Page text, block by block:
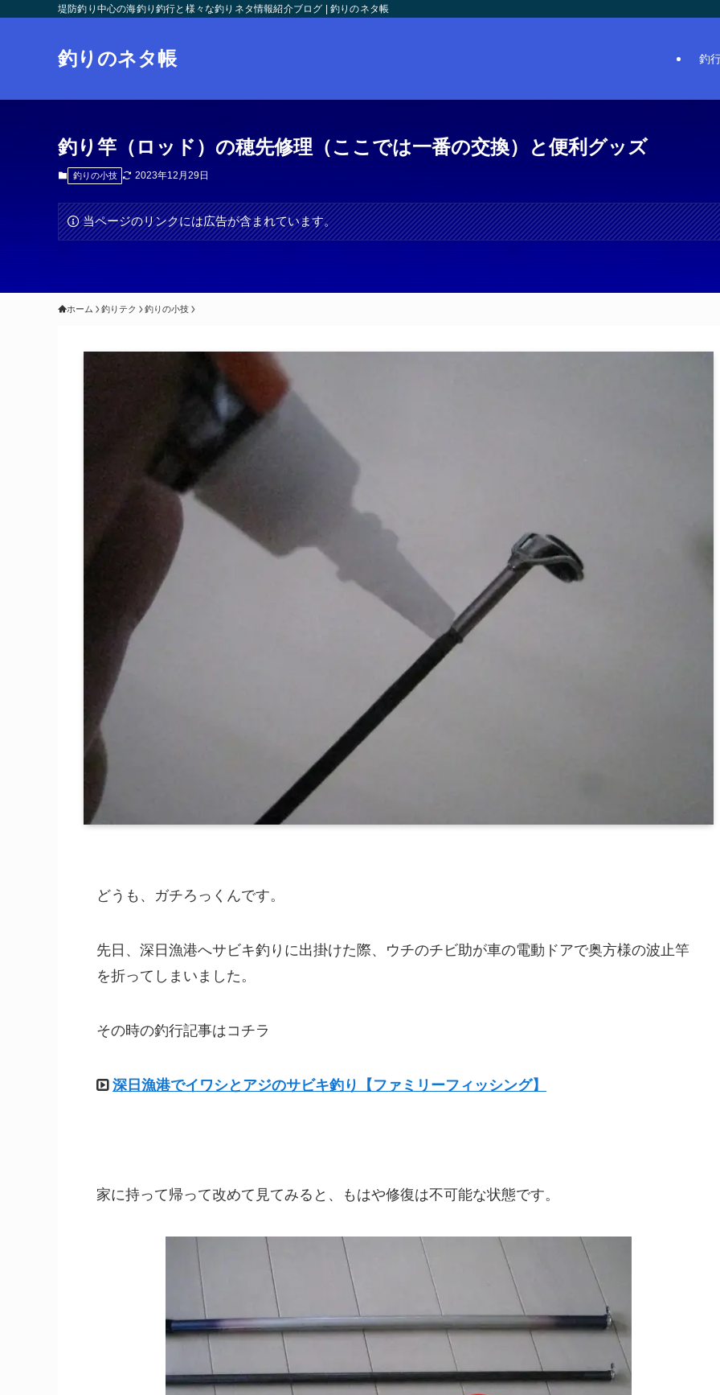
堤防釣り中心の海釣り釣行と様々な釣りネタ情報紹介ブログ | 釣りのネタ帳
釣りのネタ帳 釣
釣り竿（ロッド）の穂先修理（ここでは一番の交換）と便利グッズ
釣りの小技 2023年12月29日
当ページのリンクには広告が含まれています。
ホーム 釣りテク 釣りの小技
どうも、ガチろっくんです。
先日、深日漁港へサビキ釣りに出掛けた際、ウチのチビ助が車の電動ドアで奥方様の波止竿
を折ってしまいました。
その時の釣行記事はコチラ
深日漁港でイワシとアジのサビキ釣り【ファミリーフィッシング】
家に持って帰って改めて見てみると、もはや修復は不可能な状態です。